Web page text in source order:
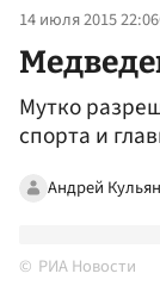
14 июля 2015 22:06
Мутко
спорта и
Андрей
РИА Новости